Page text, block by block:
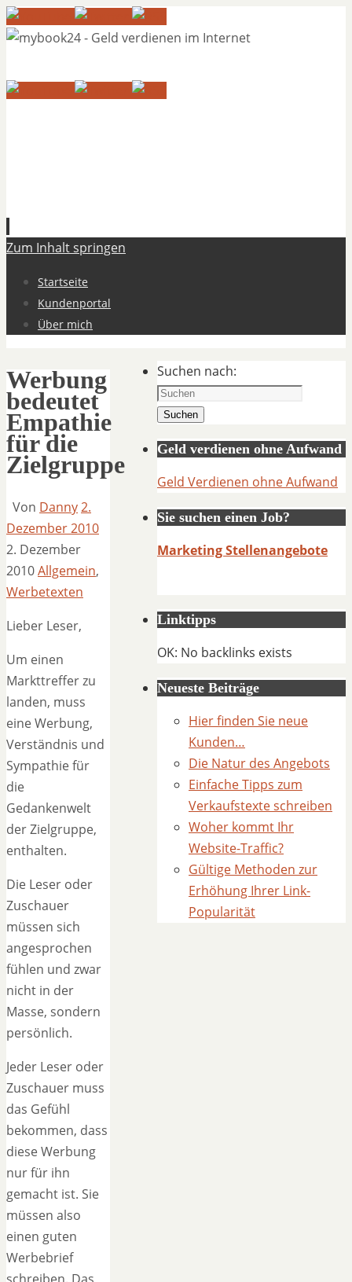
Zum Inhalt springen
Startseite
Kundenportal
Über mich
Werbung
bedeutet
Empathie
für die
Zielgruppe
Von Danny2.
Dezember 2010
2. Dezember
2010Allgemein,
Werbetexten
Lieber Leser,
Um einen
Markttreffer zu
landen, muss
eine Werbung,
Verständnis und
Sympathie für
die
Gedankenwelt
der Zielgruppe,
enthalten.
Die Leser oder
Zuschauer
müssen sich
angesprochen
fühlen und zwar
nicht in der
Masse, sondern
persönlich.
Jeder Leser oder
Zuschauer muss
das Gefühl
bekommen, dass
diese Werbung
nur für ihn
gemacht ist. Sie
müssen also
einen guten
Werbebrief
Suchen nach:
Suchen
Geld verdienen ohne Aufwand
Geld Verdienen ohne Aufwand
Sie suchen einen Job?
Marketing Stellenangebote
Linktipps
OK: No backlinks exists
Neueste Beiträge
Hier finden Sie neue
Kunden…
Die Natur des Angebots
Einfache Tipps zum
Verkaufstexte schreiben
Woher kommt Ihr
Website-Traffic?
Gültige Methoden zur
Erhöhung Ihrer Link-
Popularität